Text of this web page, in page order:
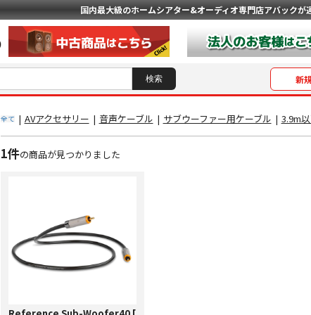
国内最大級のホームシアター&オーディオ専門店アバックが
新
全て | AVアクセサリー | 音声ケーブル | サブウーファー用ケーブル | 3.9m
1件の商品が見つかりました